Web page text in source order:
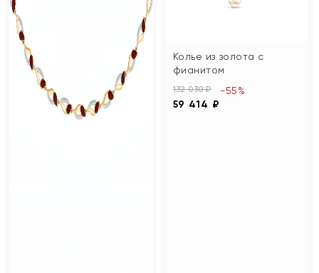
Колье из золота с
фианитом
132 030 ₽
59 414 ₽
-55%